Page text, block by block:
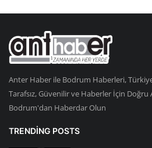
Anter Haber ile Bodrum Haberleri,
Tarafsız, Güvenilir ve Haberler İçin
Bodrum'dan Haberdar Olun
TRENDING POSTS